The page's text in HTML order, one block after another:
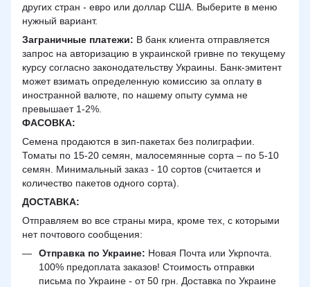
других стран - евро или доллар США. Выберите в меню
нужный вариант.
Заграничные платежи: В банк клиента отправляется
запрос на авторизацию в украинской гривне по текущему
курсу согласно законодательству Украины. Банк-эмитент
может взимать определенную комиссию за оплату в
иностранной валюте, по нашему опыту сумма не
превышает 1-2%.
ФАСОВКА:
Семена продаются в зип-пакетах без полиграфии.
Томаты по 15-20 семян, малосемянные сорта – по 5-10
семян. Минимальный заказ - 10 сортов (считается и
количество пакетов одного сорта).
ДОСТАВКА:
Отправляем во все страны мира, кроме тех, с которыми
нет почтового сообщения:
Отправка по Украине: Новая Почта или Укрпочта.
100% предоплата заказов! Стоимость отправки
письма по Украине - от 50 грн. Доставка по Украине